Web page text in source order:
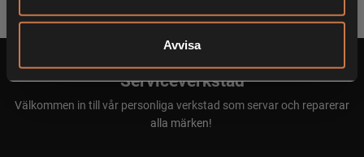
Avvisa
Serviceverkstad
Välkommen in till vår personliga verkstad som servar och reparerar
alla märken!